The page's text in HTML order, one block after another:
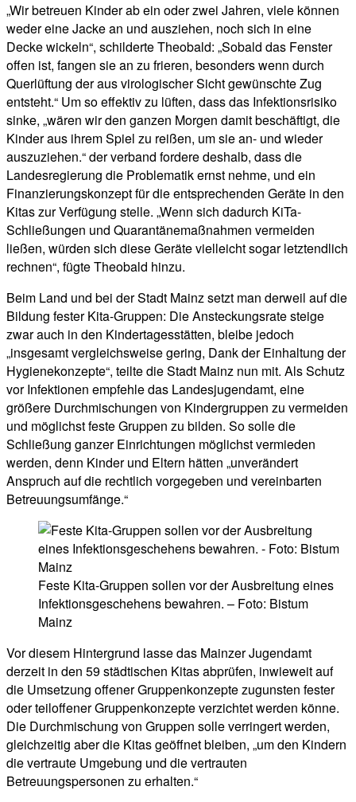
„Wir betreuen Kinder ab ein oder zwei Jahren, viele können
weder eine Jacke an und ausziehen, noch sich in eine
Decke wickeln“, schilderte Theobald: „Sobald das Fenster
offen ist, fangen sie an zu frieren, besonders wenn durch
Querlüftung der aus virologischer Sicht gewünschte Zug
entsteht.“ Um so effektiv zu lüften, dass das Infektionsrisiko
sinke, „wären wir den ganzen Morgen damit beschäftigt, die
Kinder aus ihrem Spiel zu reißen, um sie an- und wieder
auszuziehen.“ der verband fordere deshalb, dass die
Landesregierung die Problematik ernst nehme, und ein
Finanzierungskonzept für die entsprechenden Geräte in den
Kitas zur Verfügung stelle. „Wenn sich dadurch KiTa-
Schließungen und Quarantänemaßnahmen vermeiden
ließen, würden sich diese Geräte vielleicht sogar letztendlich
rechnen“, fügte Theobald hinzu.
Beim Land und bei der Stadt Mainz setzt man derweil auf die
Bildung fester Kita-Gruppen: Die Ansteckungsrate steige
zwar auch in den Kindertagesstätten, bleibe jedoch
„insgesamt vergleichsweise gering, Dank der Einhaltung der
Hygienekonzepte“, teilte die Stadt Mainz nun mit. Als Schutz
vor Infektionen empfehle das Landesjugendamt, eine
größere Durchmischungen von Kindergruppen zu vermeiden
und möglichst feste Gruppen zu bilden. So solle die
Schließung ganzer Einrichtungen möglichst vermieden
werden, denn Kinder und Eltern hätten „unverändert
Anspruch auf die rechtlich vorgegeben und vereinbarten
Betreuungsumfänge.“
Feste Kita-Gruppen sollen vor der Ausbreitung eines
Infektionsgeschehens bewahren. – Foto: Bistum
Mainz
Vor diesem Hintergrund lasse das Mainzer Jugendamt
derzeit in den 59 städtischen Kitas abprüfen, inwieweit auf
die Umsetzung offener Gruppenkonzepte zugunsten fester
oder teiloffener Gruppenkonzepte verzichtet werden könne.
Die Durchmischung von Gruppen solle verringert werden,
gleichzeitig aber die Kitas geöffnet bleiben, „um den Kindern
die vertraute Umgebung und die vertrauten
Betreuungspersonen zu erhalten.“